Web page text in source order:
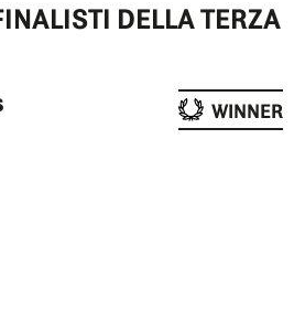
DELLA TERZA
WINNER